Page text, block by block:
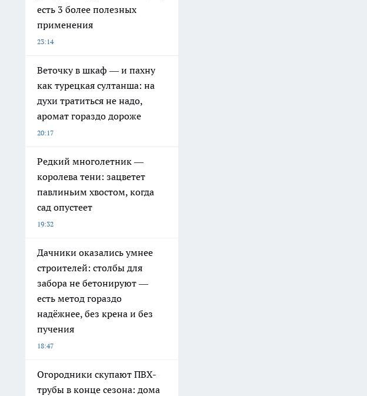
есть 3 более полезных
применения
23:14
Веточку в шкаф — и пахну
как турецкая султанша: на
духи тратиться не надо,
аромат гораздо дороже
20:17
Редкий многолетник —
королева тени: зацветет
павлиньим хвостом, когда
сад опустеет
19:32
Дачники оказались умнее
строителей: столбы для
забора не бетонируют —
есть метод гораздо
надёжнее, без крена и без
пучения
18:47
Огородники скупают ПВХ-
трубы в конце сезона: дома